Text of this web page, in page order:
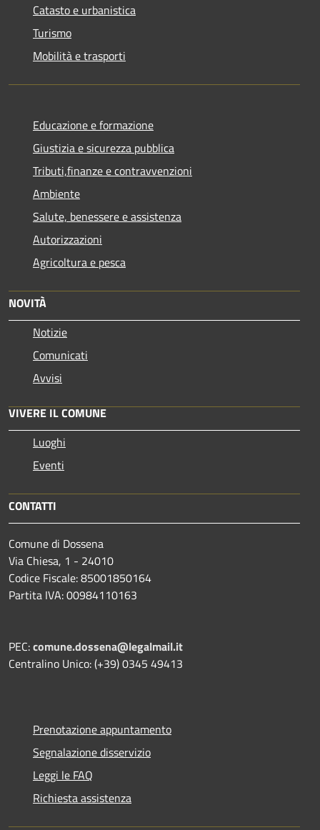
Catasto e urbanistica
Turismo
Mobilità e trasporti
Educazione e formazione
Giustizia e sicurezza pubblica
Tributi,finanze e contravvenzioni
Ambiente
Salute, benessere e assistenza
Autorizzazioni
Agricoltura e pesca
NOVITÀ
Notizie
Comunicati
Avvisi
VIVERE IL COMUNE
Luoghi
Eventi
CONTATTI
Comune di Dossena
Via Chiesa, 1 - 24010
Codice Fiscale: 85001850164
Partita IVA: 00984110163
PEC:comune.dossena@legalmail.it
Centralino Unico: (+39) 0345 49413
Prenotazione appuntamento
Segnalazione disservizio
Leggi le FAQ
Richiesta assistenza